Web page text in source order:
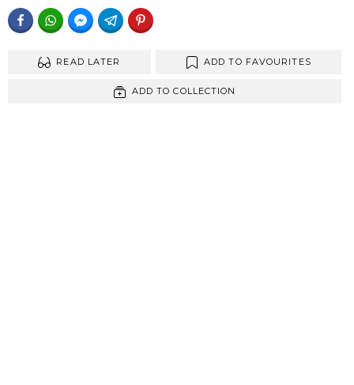
FACEBOOKWHATSAPPFACEBOOK MESSENGER
TELEGRAM
READ LATER ADD TO FAVOURITES
ADD TO COLLECTION